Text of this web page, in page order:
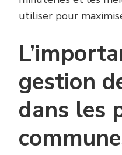
utiliser pour
gestion
dans les